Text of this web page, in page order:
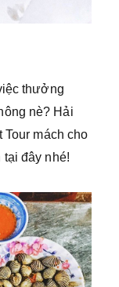
thưởng
nè? Hải
mách cho
đây nhé!